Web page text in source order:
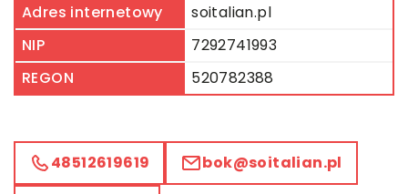
Adres internetowy
soitalian.pl
NIP
7292741993
REGON
520782388
48512619619 bok@soitalian.pl